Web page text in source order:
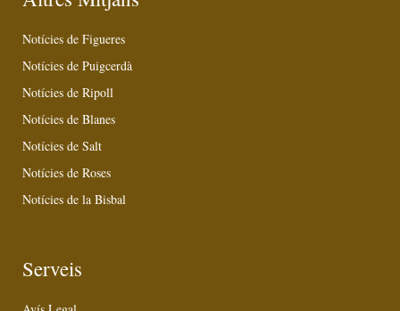
Notícies de Figueres
Notícies de Puigcerdà
Notícies de Ripoll
Notícies de Blanes
Notícies de Salt
Notícies de Roses
Notícies de la Bisbal
Serveis